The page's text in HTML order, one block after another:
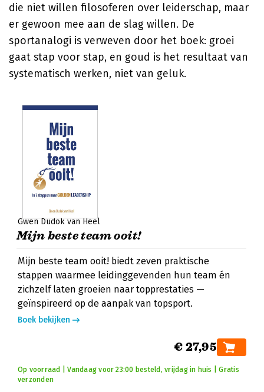
die niet willen filosoferen over leiderschap, maar
er gewoon mee aan de slag willen. De
sportanalogi is verweven door het boek: groei
gaat stap voor stap, en goud is het resultaat van
systematisch werken, niet van geluk.
Gwen Dudok van Heel
Mijn beste team ooit!
Mijn beste team ooit! biedt zeven praktische
stappen waarmee leidinggevenden hun team én
zichzelf laten groeien naar topprestaties —
geïnspireerd op de aanpak van topsport.
Boek bekijken
€ 27,95
Op voorraad | Vandaag voor 23:00 besteld, vrijdag in huis | Gratis
verzonden